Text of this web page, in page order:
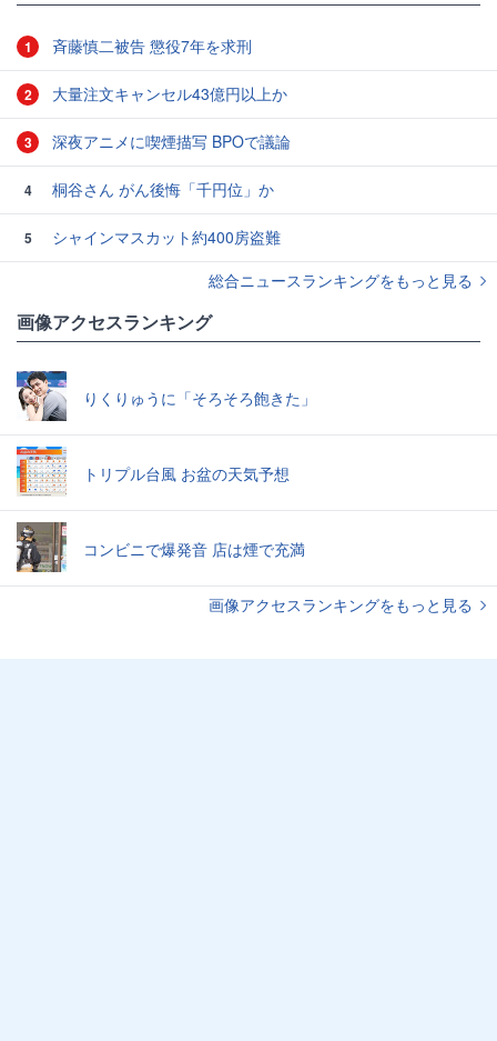
1 斉藤慎二被告 懲役7年を求刑
2 大量注文キャンセル43億円以上か
3 深夜アニメに喫煙描写 BPOで議論
4 桐谷さん がん後悔「千円位」か
5
シャインマスカット約400房盗難
総合ニュースランキングをもっと見る
画像アクセスランキング
りくりゅうに「そろそろ飽きた」
トリプル台風 お盆の天気予想
コンビニで爆発音 店は煙で充満
画像アクセスランキングをもっと見る